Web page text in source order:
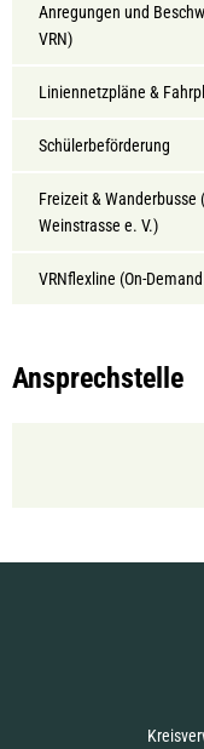
Anregungen und
VRN)
Liniennetzpläne &
Schülerbeförderung
Freizeit & Wanderbusse
Weinstrasse e. V.)
VRNflexline (On-
Ansprechstelle